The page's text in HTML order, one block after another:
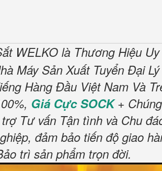
WELKO là Thương Hiệu
Máy Sản Xuất Tuyển Đại
Hàng Đầu Việt Nam Và
Giá Cực SOCK+
Tư vấn Tận tình và Chu
đảm bảo tiến độ giao
trì sản phẩm trọn đời.